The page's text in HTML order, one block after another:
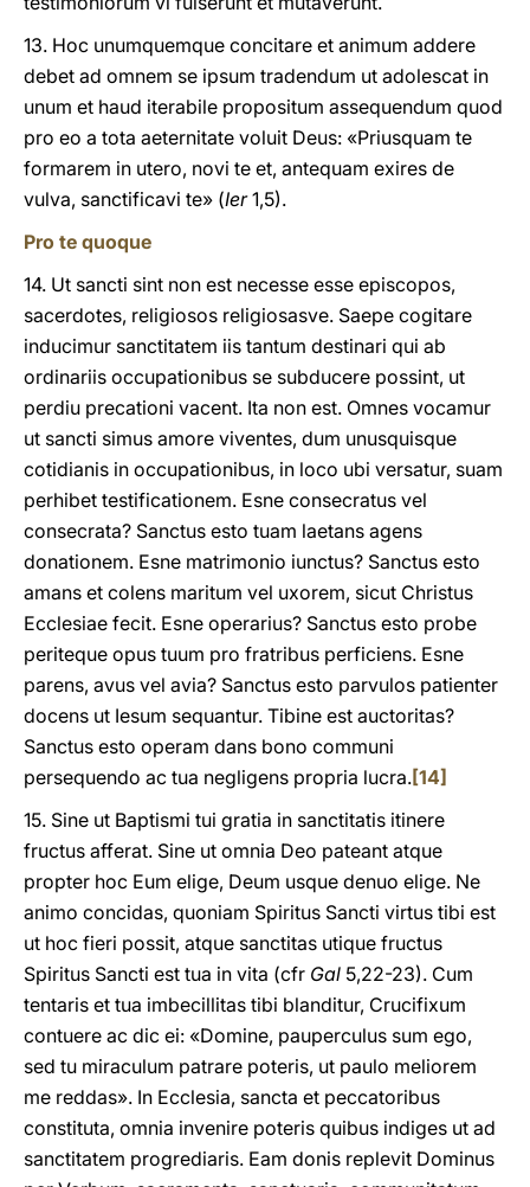
13. Hoc unumquemque concitare et animum addere
debet ad omnem se ipsum tradendum ut adolescat in
unum et haud iterabile propositum assequendum quod
pro eo a tota aeternitate voluit Deus: «Priusquam te
formarem in utero, novi te et, antequam exires de
vulva, sanctificavi te» (Ier1,5).
Pro te quoque
14. Ut sancti sint non est necesse esse episcopos,
sacerdotes, religiosos religiosasve. Saepe cogitare
inducimur sanctitatem iis tantum destinari qui ab
ordinariis occupationibus se subducere possint, ut
perdiu precationi vacent. Ita non est. Omnes vocamur
ut sancti simus amore viventes, dum unusquisque
cotidianis in occupationibus, in loco ubi versatur, suam
perhibet testificationem. Esne consecratus vel
consecrata? Sanctus esto tuam laetans agens
donationem. Esne matrimonio iunctus? Sanctus esto
amans et colens maritum vel uxorem, sicut Christus
Ecclesiae fecit. Esne operarius? Sanctus esto probe
periteque opus tuum pro fratribus perficiens. Esne
parens, avus vel avia? Sanctus esto parvulos patienter
docens ut Iesum sequantur. Tibine est auctoritas?
Sanctus esto operam dans bono communi
persequendo ac tua negligens propria lucra.[14]
15. Sine ut Baptismi tui gratia in sanctitatis itinere
fructus afferat. Sine ut omnia Deo pateant atque
propter hoc Eum elige, Deum usque denuo elige. Ne
animo concidas, quoniam Spiritus Sancti virtus tibi est
ut hoc fieri possit, atque sanctitas utique fructus
Spiritus Sancti est tua in vita (cfr Gal 5,22-23). Cum
tentaris et tua imbecillitas tibi blanditur, Crucifixum
contuere ac dic ei: «Domine, pauperculus sum ego,
sed tu miraculum patrare poteris, ut paulo meliorem
me reddas». In Ecclesia, sancta et peccatoribus
constituta, omnia invenire poteris quibus indiges ut ad
sanctitatem progrediaris. Eam donis replevit Dominus